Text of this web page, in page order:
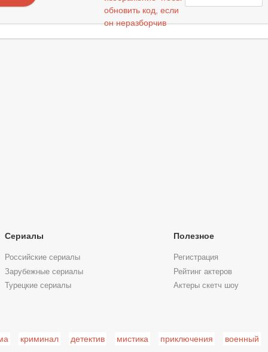
Сериалы
Российские сериалы
Зарубежные сериалы
Турецкие сериалы
Полезное
Регистрация
Рейтинг актеров
Актеры скетч шоу
криминал детектив мистика приключения военный